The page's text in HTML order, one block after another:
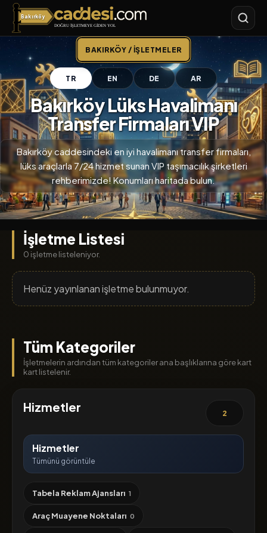
Bakırköy
Bakırköy
BAKIRKÖY / İŞLETMELER
TR EN DE AR
Bakırköy Lüks Havalimanı
Transfer Firmaları VIP
Bakırköy caddesindeki en iyi havalimanı transfer firmaları,
lüks araçlarla 7/24 hizmet sunan VIP taşımacılık şirketleri
rehberimizde! Konumları haritada bulun.
İşletme Listesi
0 işletme listeleniyor.
Henüz yayınlanan işletme bulunmuyor.
Tüm Kategoriler
İşletmelerin ardından tüm kategoriler ana başlıklarına göre kart
kart listelenir.
Hizmetler 2
Hizmetler
Tümünü görüntüle
Tabela Reklam Ajansları 1
Araç Muayene Noktaları 0